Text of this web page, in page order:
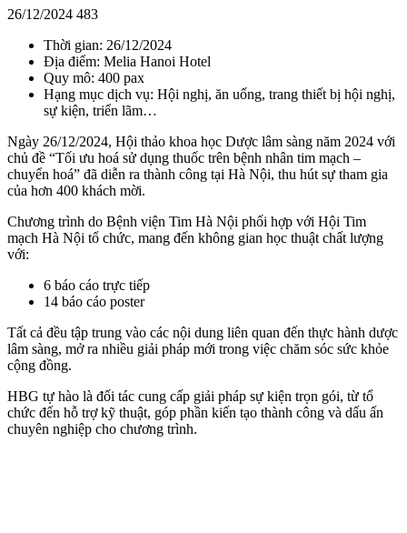
26/12/2024 483
Thời gian: 26/12/2024
Địa điểm: Melia Hanoi Hotel
Quy mô: 400 pax
Hạng mục dịch vụ: Hội nghị, ăn uống, trang thiết bị hội nghị,
sự kiện, triển lãm…
Ngày 26/12/2024, Hội thảo khoa học Dược lâm sàng năm 2024 với
chủ đề “Tối ưu hoá sử dụng thuốc trên bệnh nhân tim mạch –
chuyển hoá” đã diễn ra thành công tại Hà Nội, thu hút sự tham gia
của hơn 400 khách mời.
Chương trình do Bệnh viện Tim Hà Nội phối hợp với Hội Tim
mạch Hà Nội tổ chức, mang đến không gian học thuật chất lượng
với:
6 báo cáo trực tiếp
14 báo cáo poster
Tất cả đều tập trung vào các nội dung liên quan đến thực hành dược
lâm sàng, mở ra nhiều giải pháp mới trong việc chăm sóc sức khỏe
cộng đồng.
HBG tự hào là đối tác cung cấp giải pháp sự kiện trọn gói, từ tổ
chức đến hỗ trợ kỹ thuật, góp phần kiến tạo thành công và dấu ấn
chuyên nghiệp cho chương trình.